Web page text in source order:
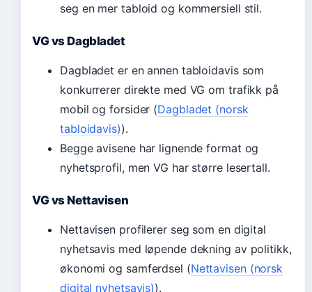
seg en mer tabloid og kommersiell stil.
VG vs Dagbladet
Dagbladet er en annen tabloidavis som
konkurrerer direkte med VG om trafikk på
mobil og forsider (Dagbladet (norsk
tabloidavis)).
Begge avisene har lignende format og
nyhetsprofil, men VG har større lesertall.
VG vs Nettavisen
Nettavisen profilerer seg som en digital
nyhetsavis med løpende dekning av politikk,
økonomi og samferdsel (Nettavisen (norsk
digital nyhetsavis)).